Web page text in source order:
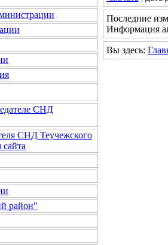
СНД
СНД Теучежского
район"
Последние
Информация
Вы здесь: